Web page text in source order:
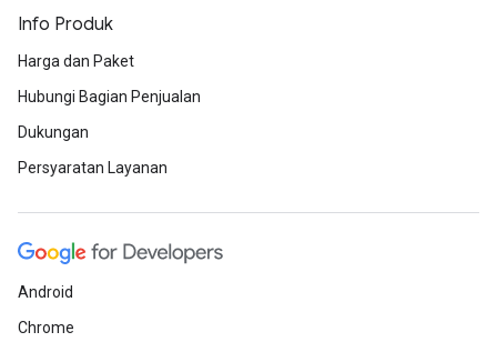
Info Produk
Harga dan Paket
Hubungi Bagian Penjualan
Dukungan
Persyaratan Layanan
Android
Chrome